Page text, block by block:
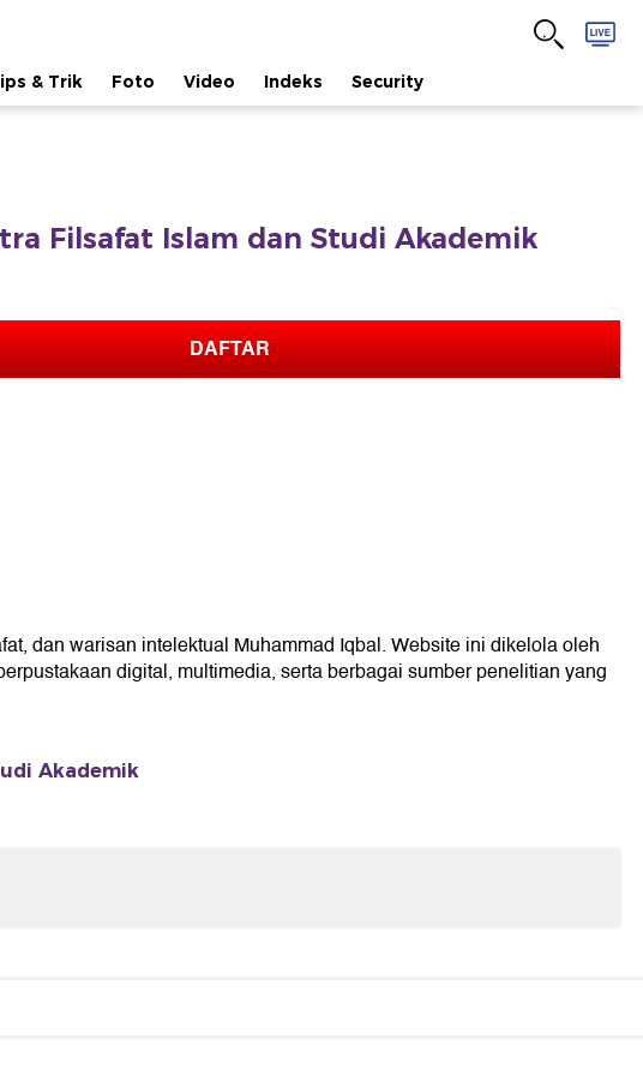
& Trik Foto Video Indeks Security
Filsafat Islam dan Studi Akademik
DAFTAR
dan warisan intelektual Muhammad Iqbal. Website ini dikelola oleh
digital, multimedia, serta berbagai sumber penelitian yang
Akademik